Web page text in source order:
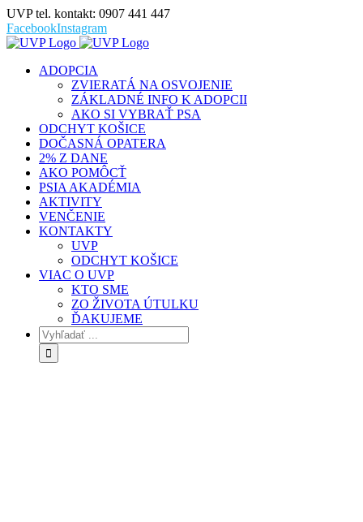
UVP tel. kontakt: 0907 441 447
FacebookInstagram
ADOPCIA
ZVIERATÁ NA OSVOJENIE
ZÁKLADNÉ INFO K ADOPCII
AKO SI VYBRAŤ PSA
ODCHYT KOŠICE
DOČASNÁ OPATERA
2% Z DANE
AKO POMÔCŤ
PSIA AKADÉMIA
AKTIVITY
VENČENIE
KONTAKTY
UVP
ODCHYT KOŠICE
VIAC O UVP
KTO SME
ZO ŽIVOTA ÚTULKU
ĎAKUJEME